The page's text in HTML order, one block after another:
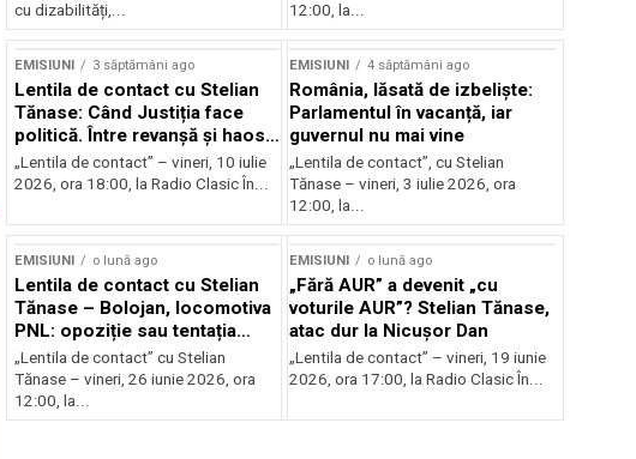
cu dizabilități,...
12:00, la...
EMISIUNI 3 săptămâni ago
Lentila de contact cu Stelian
Tănase: Când Justiția face
politică. Între revanșă și haos
instituțional
„Lentila de contact” – vineri, 10 iulie
2026, ora 18:00, la Radio Clasic În...
EMISIUNI 4 săptămâni ago
România, lăsată de izbeliște:
Parlamentul în vacanță, iar
guvernul nu mai vine
„Lentila de contact”, cu Stelian
Tănase – vineri, 3 iulie 2026, ora
12:00, la...
EMISIUNI o lună ago
Lentila de contact cu Stelian
Tănase – Bolojan, locomotiva
PNL: opoziție sau tentația
puterii?
„Lentila de contact” cu Stelian
Tănase – vineri, 26 iunie 2026, ora
12:00, la...
EMISIUNI o lună ago
„Fără AUR” a devenit „cu
voturile AUR”? Stelian Tănase,
atac dur la Nicușor Dan
„Lentila de contact” – vineri, 19 iunie
2026, ora 17:00, la Radio Clasic În...